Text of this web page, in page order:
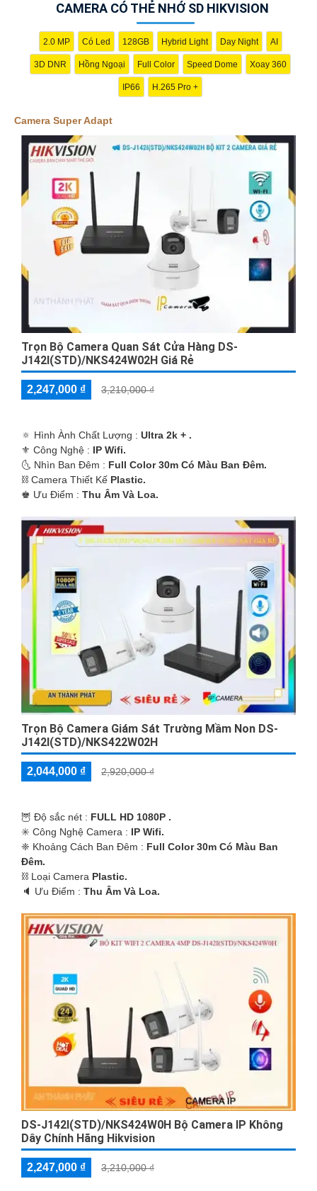
CAMERA CÓ THẺ NHỚ SD HIKVISION
2.0 MP Có Led 128GB Hybrid Light Day Night AI
3D DNR Hồng Ngoại Full Color Speed Dome Xoay 360
IP66 H.265 Pro +
Camera Super Adapt
Trọn Bộ Camera Quan Sát Cửa Hàng DS-
J142I(STD)/NKS424W02H Giá Rẻ
2,247,000 ₫ 3,210,000 ₫
🔅 Hình Ành Chất Lượng : Ultra 2k + .
⚜️ Công Nghệ : IP Wifi.
🌜 Nhìn Ban Đêm : Full Color 30m Có Màu Ban Ðêm.
⛓ Camera Thiết Kế Plastic.
️♚ Ưu Điểm : Thu Âm Và Loa.
Trọn Bộ Camera Giám Sát Trường Mầm Non DS-
J142I(STD)/NKS422W02H
2,044,000 ₫ 2,920,000 ₫
🦉 Độ sắc nét : FULL HD 1080P .
✳️ Công Nghệ Camera : IP Wifi.
❈ Khoảng Cách Ban Đêm : Full Color 30m Có Màu Ban
Ðêm.
⛓ Loại Camera Plastic.
️🔈 Ưu Điểm : Thu Âm Và Loa.
DS-J142I(STD)/NKS424W0H Bộ Camera IP Không
Dây Chính Hãng Hikvision
2,247,000 ₫ 3,210,000 ₫